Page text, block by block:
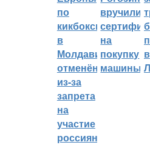
по
кикбоксингу
в
Молдавии
отменён
из-за
запрета
на
участие
россиян
вручили
на
покупку
машины
в